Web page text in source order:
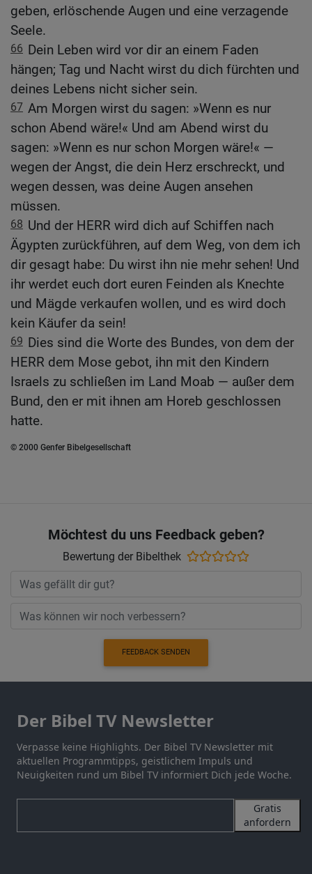
geben, erlöschende Augen und eine verzagende
Seele.
66 Dein Leben wird vor dir an einem Faden
hängen; Tag und Nacht wirst du dich fürchten und
deines Lebens nicht sicher sein.
67 Am Morgen wirst du sagen: »Wenn es nur
schon Abend wäre!« Und am Abend wirst du
sagen: »Wenn es nur schon Morgen wäre!« —
wegen der Angst, die dein Herz erschreckt, und
wegen dessen, was deine Augen ansehen
müssen.
68 Und der HERR wird dich auf Schiffen nach
Ägypten zurückführen, auf dem Weg, von dem ich
dir gesagt habe: Du wirst ihn nie mehr sehen! Und
ihr werdet euch dort euren Feinden als Knechte
und Mägde verkaufen wollen, und es wird doch
kein Käufer da sein!
69 Dies sind die Worte des Bundes, von dem der
HERR dem Mose gebot, ihn mit den Kindern
Israels zu schließen im Land Moab — außer dem
Bund, den er mit ihnen am Horeb geschlossen
hatte.
© 2000 Genfer Bibelgesellschaft
Möchtest du uns Feedback geben?
Bewertung der Bibelthek
FEEDBACK SENDEN
Der Bibel TV Newsletter
Verpasse keine Highlights. Der Bibel TV Newsletter mit
aktuellen Programmtipps, geistlichem Impuls und
Neuigkeiten rund um Bibel TV informiert Dich jede Woche.
Gratis
anfordern